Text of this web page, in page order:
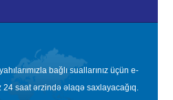
bağlı suallarınız üçün e-
saat ərzində əlaqə saxlayacağıq.